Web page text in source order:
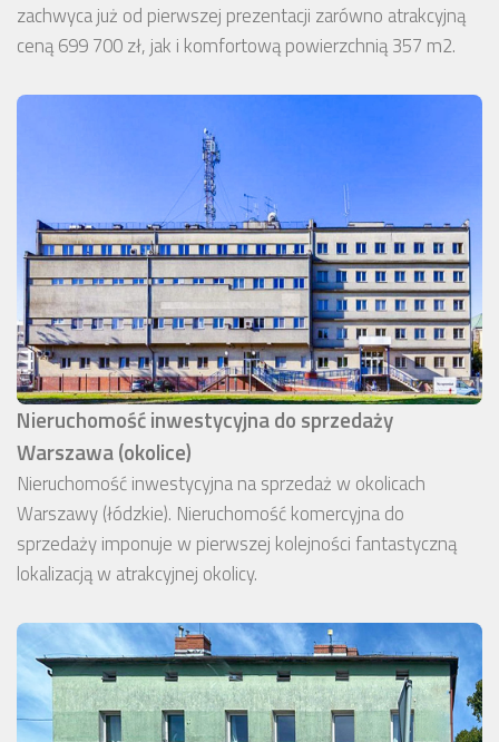
zachwyca już od pierwszej prezentacji zarówno atrakcyjną
ceną 699 700 zł, jak i komfortową powierzchnią 357 m2.
Nieruchomość inwestycyjna do sprzedaży
Warszawa (okolice)
Nieruchomość inwestycyjna na sprzedaż w okolicach
Warszawy (łódzkie). Nieruchomość komercyjna do
sprzedaży imponuje w pierwszej kolejności fantastyczną
lokalizacją w atrakcyjnej okolicy.